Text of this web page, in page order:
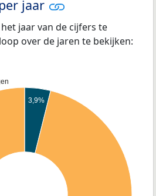
jaar
jaar van de cijfers te
over de jaren te bekijken:
3,9%